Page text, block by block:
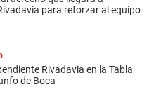
para reforzar al equipo
Rivadavia en la Tabla
de Boca